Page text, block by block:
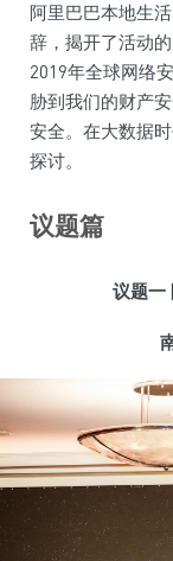
阿里巴巴本地生
辞，揭开了活动
2019年全球网络
胁到我们的财产
安全。在大数据
探讨。
议题篇
议题一